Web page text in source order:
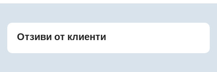
Отзиви от клиенти